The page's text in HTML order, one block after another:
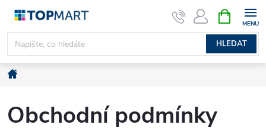
Přejít
obsah
HLEDAT
NÁKUPNÍ
KOŠÍK
Domů
Obchodní podmínky